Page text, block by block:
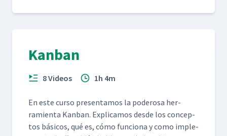
Kanban
8 Videos 1h 4m
En este cur­so pre­sen­ta­mos la poderosa her­
ramien­ta Kan­ban. Expli­camos des­de los con­cep­
tos bási­cos, qué es, cómo fun­ciona y como imple­